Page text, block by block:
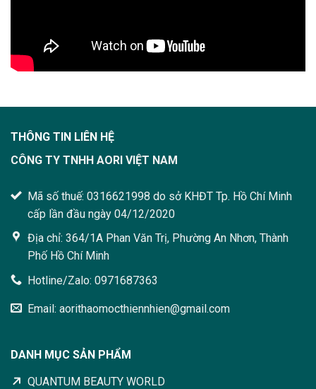
THÔNG TIN LIÊN HỆ
CÔNG TY TNHH AORI VIỆT NAM
Mã số thuế: 0316621998 do sở KHĐT Tp. Hồ Chí Minh
cấp lần đầu ngày 04/12/2020
Địa chỉ: 364/1A Phan Văn Trị, Phường An Nhơn, Thành
Phố Hồ Chí Minh
Hotline/Zalo: 0971687363
Email: aorithaomocthiennhien@gmail.com
DANH MỤC SẢN PHẨM
QUANTUM BEAUTY WORLD